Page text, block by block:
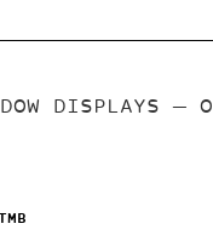
DISPLAYS—